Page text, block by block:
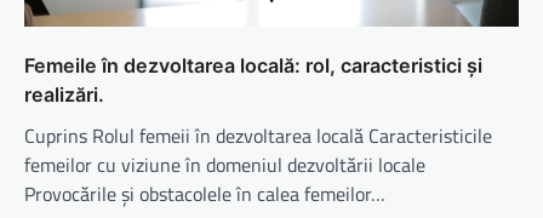
Femeile în dezvoltarea locală: rol, caracteristici și
realizări.
Cuprins Rolul femeii în dezvoltarea locală Caracteristicile
femeilor cu viziune în domeniul dezvoltării locale
Provocările și obstacolele în calea femeilor…